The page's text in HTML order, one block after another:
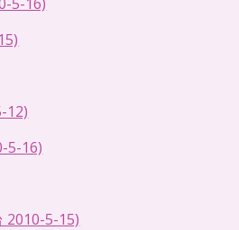
12)
5-16)
2010-5-15)